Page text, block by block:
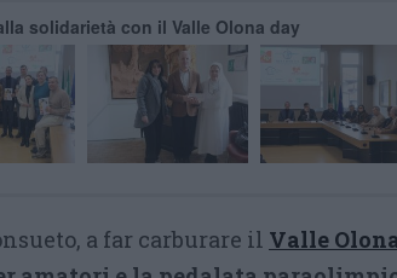
solidarietà con il Valle Olona day
a far carburare il Valle